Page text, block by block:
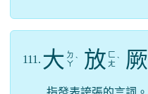
111. 大 ㄉ
ㄚ ˋ 放 ㄈ
ㄤ ˋ 厥